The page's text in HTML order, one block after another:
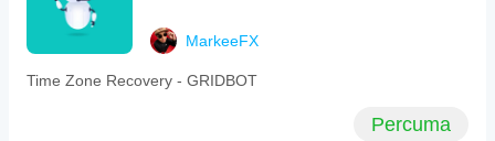
MarkeeFX
Time Zone Recovery - GRIDBOT
Percuma